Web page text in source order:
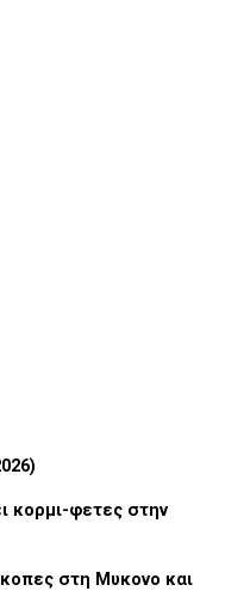
κορμι-φετες στην
στη Μυκονο και